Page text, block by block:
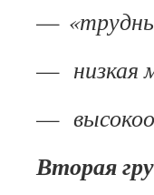
—
— низкая
—
Вторая